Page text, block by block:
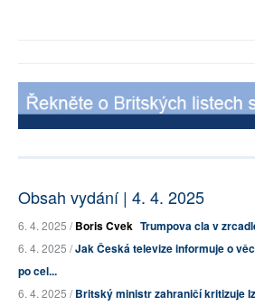
Obsah vydání | 4. 4. 2025
6. 4. 2025 /Boris Cvek Trumpova cla v
6. 4. 2025 /Jak Česká televize informuje o
po cel...
6. 4. 2025 /Britský ministr zahraničí kritizuje